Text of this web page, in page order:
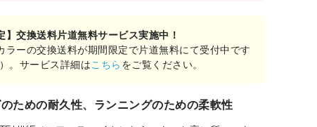
】交換送料片道無料サービス実施中！
ラーの交換送料が期間限定で片道無料にて受付中です
）。サービス詳細は こちら をご覧ください。
ための耐久性、ランニングのための柔軟性